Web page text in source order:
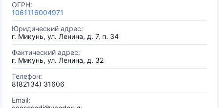
ОГРН:
1061116004971
Юридический адрес:
г. Микунь, ул. Ленина, д. 7, п. 34
Фактический адрес:
г. Микунь, ул. Ленина, д. 32
Телефон:
8(82134) 31606
Email: